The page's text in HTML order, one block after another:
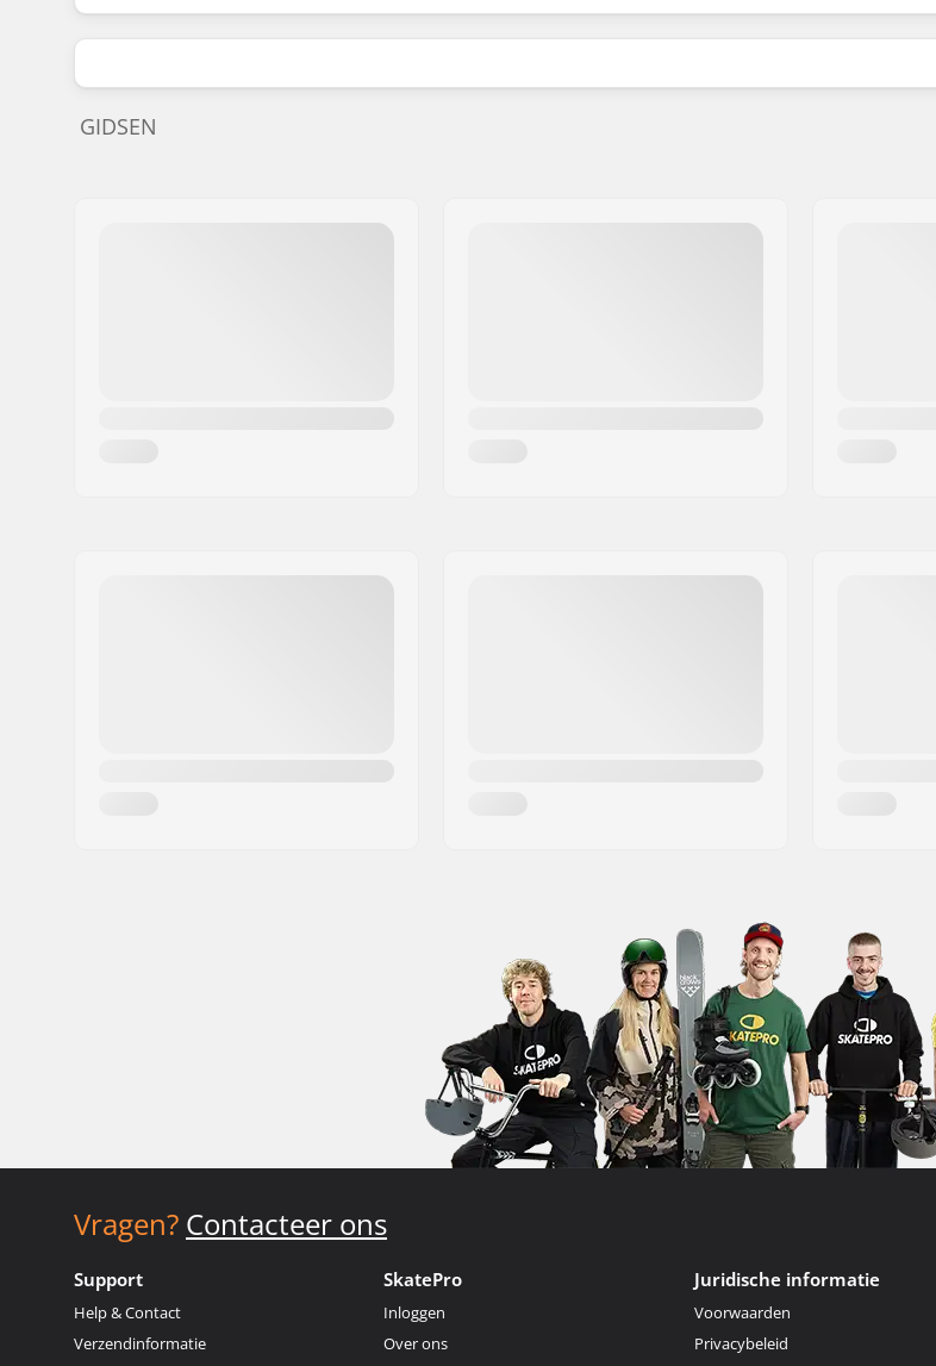
GIDSEN
Vragen? Contacteer ons
Support
Help & Contact
Verzendinformatie
SkatePro
Inloggen
Over ons
Juridische informatie
Voorwaarden
Privacybeleid